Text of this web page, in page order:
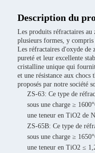
Description du
Les produits réfractaires au
plusieurs formes, y compris
Les réfractaires d'oxyde de
pureté et leur excellente
cristalline unique qui
et une résistance aux
proposés par notre société
ZS-63: Ce type de
sous une charge ≥
une teneur en TiO2 de
ZS-65B: Ce type de
sous une charge ≥
une teneur en TiO2 ≤